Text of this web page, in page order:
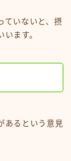
ていないと、摂
ます。
あるという意見